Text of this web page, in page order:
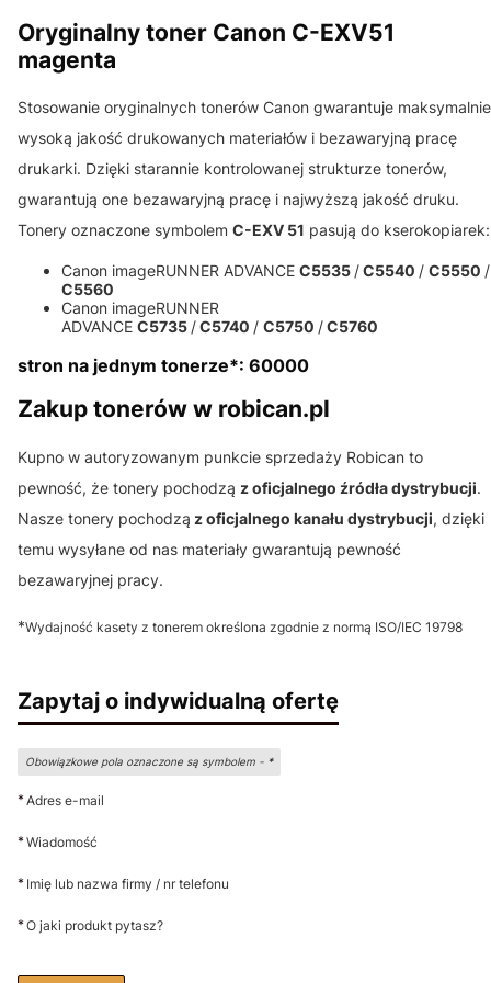
Oryginalny toner Canon C-EXV51
magenta
Stosowanie oryginalnych tonerów Canon gwarantuje maksymalnie
wysoką jakość drukowanych materiałów i bezawaryjną pracę
drukarki. Dzięki starannie kontrolowanej strukturze tonerów,
gwarantują one bezawaryjną pracę i najwyższą jakość druku.
Tonery oznaczone symbolem C-EXV 51 pasują do kserokopiarek:
Canon imageRUNNER ADVANCE C5535 /C5540 / C5550 /
C5560
Canon imageRUNNER
ADVANCE C5735 /C5740 / C5750 /C5760
stron na jednym tonerze*: 60000
Zakup tonerów w robican.pl
Kupno w autoryzowanym punkcie sprzedaży Robican to
pewność, że tonery pochodzą z oficjalnego źródła dystrybucji.
Nasze tonery pochodzą z oficjalnego kanału dystrybucji, dzięki
temu wysyłane od nas materiały gwarantują pewność
bezawaryjnej pracy.
*Wydajność kasety z tonerem określona zgodnie z normą ISO/IEC 19798
Zapytaj o indywidualną ofertę
Obowiązkowe pola oznaczone są symbolem - *
*Adres e-mail
*Wiadomość
* Imię lub nazwa firmy / nr telefonu
*O jaki produkt pytasz?